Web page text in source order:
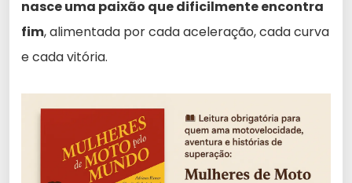
nasce uma paixão que dificilmente encontra
fim, alimentada por cada aceleração, cada curva
e cada vitória.